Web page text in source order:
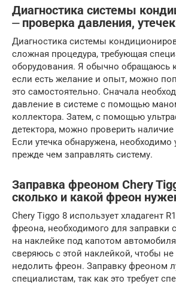
Диагностика системы
⏤ проверка давления, утечек
Диагностика системы
сложная процедура, требующая
оборудования. Я обычно обращаюсь
если есть желание и опыт, можно
это самостоятельно. Сначала
давление в системе с помощью
коллектора. Затем, с помощью
детектора, можно проверить наличие
Если утечка обнаружена, необходимо
прежде чем заправлять систему.
Заправка фреоном Chery
сколько и какой фреон
Chery Tiggo 8 использует хладагент
фреона, необходимого для заправки
на наклейке под капотом
сверяюсь с этой наклейкой, чтобы
недолить фреон. Заправку фреоном
специалистам, так как это требует